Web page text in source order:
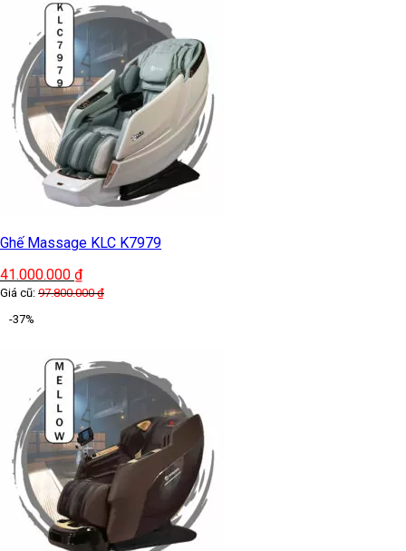
Ghế Massage KLC K7979
41.000.000 ₫
Giá cũ: 97.800.000₫
-37%